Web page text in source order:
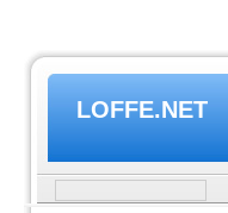
LOFFE.NET